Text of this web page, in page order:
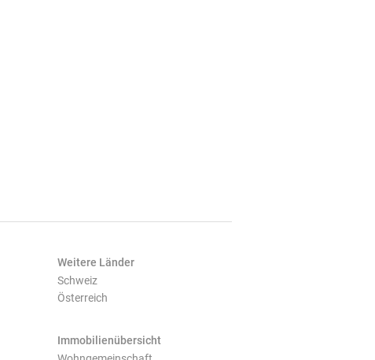
Weitere Länder
Schweiz
Österreich
Immobilienübersicht